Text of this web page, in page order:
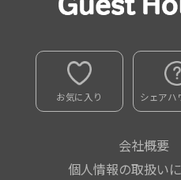
お気に入り シェアハ
会社概要
個人情報の取扱い